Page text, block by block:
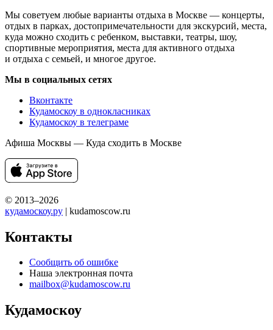
Мы советуем любые варианты отдыха в Москве — концерты,
отдых в парках, достопримечательности для экскурсий, места,
куда можно сходить с ребенком, выставки, театры, шоу,
спортивные мероприятия, места для активного отдыха
и отдыха с семьей, и многое другое.
Мы в социальных сетях
Вконтакте
Кудамоскоу в однокласниках
Кудамоскоу в телеграме
Афиша Москвы — Куда сходить в Москве
© 2013–2026
кудамоскоу.ру | kudamoscow.ru
Контакты
Сообщить об ошибке
Наша электронная почта
mailbox@kudamoscow.ru
Кудамоскоу